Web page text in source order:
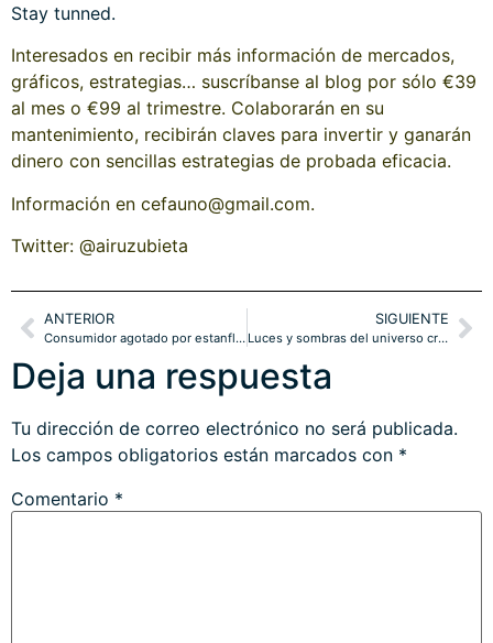
Stay tunned.
Interesados en recibir más información de mercados,
gráficos, estrategias… suscríbanse al blog por sólo €39
al mes o €99 al trimestre. Colaborarán en su
mantenimiento, recibirán claves para invertir y ganarán
dinero con sencillas estrategias de probada eficacia.
Información en cefauno@gmail.com.
Twitter: @airuzubieta
ANTERIOR
Consumidor agotado por estanflación y PIB en desaceleración vs FOMO en bolsa
SIGUIENTE
Luces y sombras del universo cripto, Bitcoin $200k ó $40k?
Deja una respuesta
Tu dirección de correo electrónico no será publicada.
Los campos obligatorios están marcados con *
Comentario *